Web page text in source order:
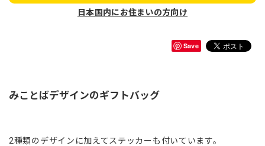
日本国内にお住まいの方向け
Save
みことばデザインのギフトバッグ
2種類のデザインに加えてステッカーも付いています。